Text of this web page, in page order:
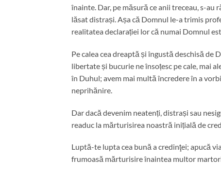
înainte. Dar, pe măsură ce anii treceau, s-
lăsat distrași. Așa că Domnul le-a trimis
realitatea declarației lor că numai Domnul
Pe calea cea dreaptă și îngustă deschisă de
libertate și bucurie ne însoțesc pe cale, mai
în Duhul; avem mai multă încredere în a
neprihănire.
Dar dacă devenim neatenți, distrași sau
readuc la mărturisirea noastră inițială de
Luptă-te lupta cea bună a credinţei; apucă
frumoasă mărturisire înaintea multor